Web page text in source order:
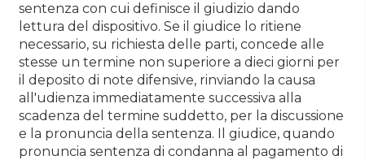
sentenza con cui definisce il giudizio dando
lettura del dispositivo. Se il giudice lo ritiene
necessario, su richiesta delle parti, concede alle
stesse un termine non superiore a dieci giorni per
il deposito di note difensive, rinviando la causa
all'udienza immediatamente successiva alla
scadenza del termine suddetto, per la discussione
e la pronuncia della sentenza. Il giudice, quando
pronuncia sentenza di condanna al pagamento di